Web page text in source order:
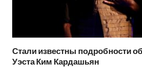
Стали известны подробности
Уэста Ким Кардашьян